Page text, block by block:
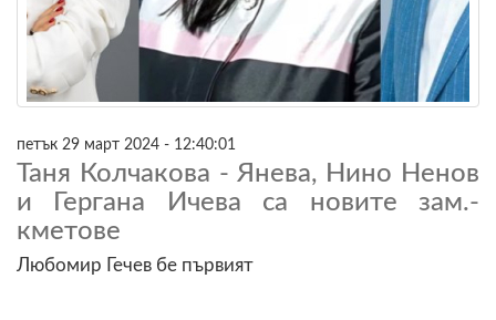
петък 29 март 2024 - 12:40:01
Таня Колчакова - Янева, Нино Ненов
и Гергана Ичева са новите зам.-
кметове
Любомир Гечев бе първият